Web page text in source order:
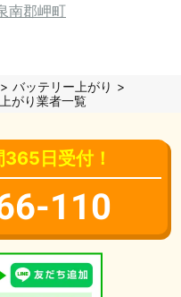
南郡岬町
バッテリー上がり
がり業者一覧
日受付！
110